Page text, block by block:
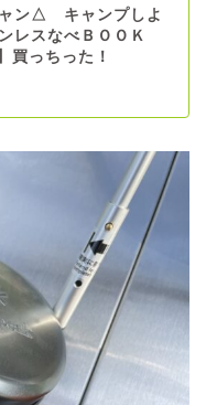
ャン△ キャンプしよ
レスなべＢＯＯＫ
買っちった！